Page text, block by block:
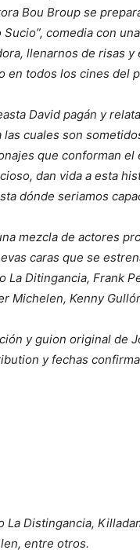
Bou Broup se
comedia con
llenarnos de risas
en todos los cines del
David pagán y
cuales son
que conforman el
dan vida a esta
dónde seriamos
mezcla de actores
caras que se
La Ditingancia, Frank
Michelen, Kenny
y guion original de
y fechas
La Distingancia,
entre otros.